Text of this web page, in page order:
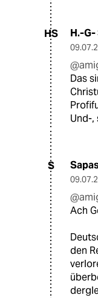
HS H.-G-
Das
Und-,
S
Ach
den